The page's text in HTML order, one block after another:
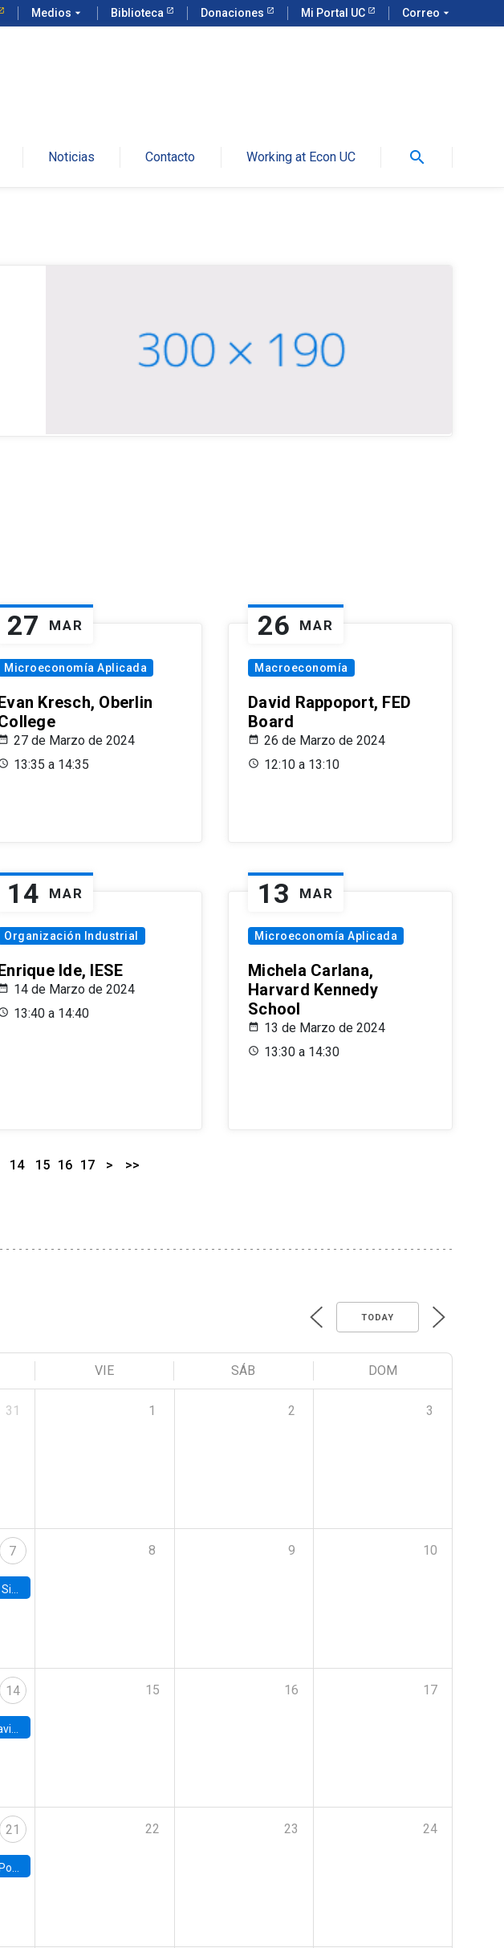
Medios arrow_drop_down Biblioteca Donaciones Mi Portal UC Correo arrow_drop_down
Noticias Contacto Working at Econ UC search
27 MAR
Microeconomía Aplicada
Kresch, Oberlin
27 de Marzo de 2024
13:35 a 14:35
26 MAR
Macroeconomía
David Rappoport, FED
Board
26 de Marzo de 2024
12:10 a 13:10
14 MAR
Organización Industrial
Ide, IESE
14 de Marzo de 2024
13:40 a 14:40
13 MAR
Microeconomía Aplicada
Michela Carlana,
Harvard Kennedy
School
13 de Marzo de 2024
13:30 a 14:30
14 15 16 17 > >>
TODAY
VIE SÁB DOM
31 1 2 3
7 8 9 10
14
Hill
15 16 17
21 22 23 24